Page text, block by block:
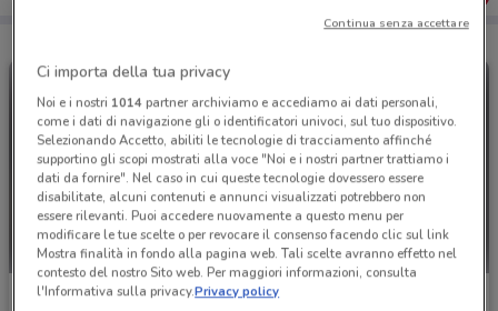
Einhell
Ci importa della tua privacy
Noi e i nostri 1014partner archiviamo e accediamo ai dati personali,
come i dati di navigazione gli o identificatori univoci, sul tuo dispositivo.
Selezionando Accetto, abiliti le tecnologie di tracciamento affinché
supportino gli scopi mostrati alla voce "Noi e i nostri partner trattiamo i
dati da fornire". Nel caso in cui queste tecnologie dovessero essere
disabilitate, alcuni contenuti e annunci visualizzati potrebbero non
essere rilevanti. Puoi accedere nuovamente a questo menu per
modificare le tue scelte o per revocare il consenso facendo clic sul link
Mostra finalità in fondo alla pagina web. Tali scelte avranno effetto nel
contesto del nostro Sito web. Per maggiori informazioni, consulta
l'Informativa sulla privacy.Privacy policy
Continua senza accettare